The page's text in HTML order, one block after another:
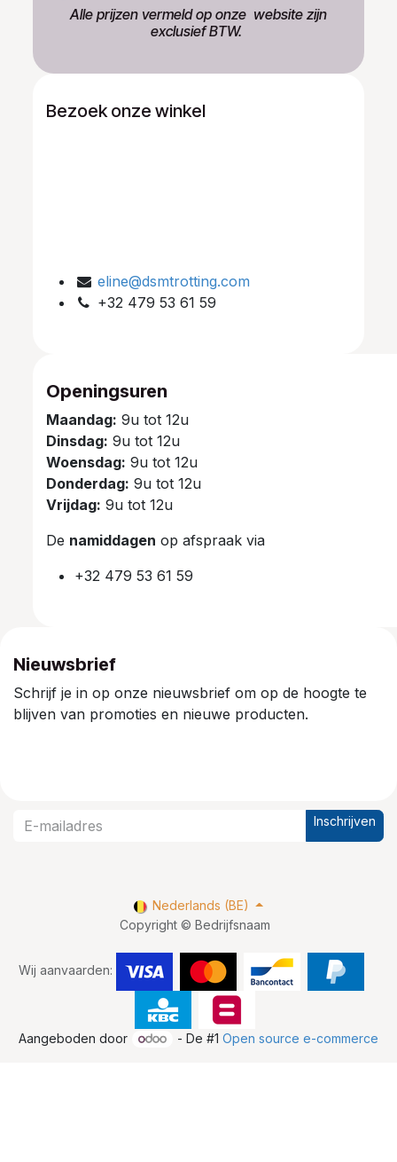
​Alle prijzen vermeld op onze ​website zijn
exclusief BTW.
Bezoek onze winkel
eline@dsmtrotting.com
+32 479 53 61 59
Openingsuren
Maandag: 9u tot 12u
Dinsdag: 9u tot 12u
Woensdag: 9u tot 12u
Donderdag: 9u tot 12u
Vrijdag: 9u tot 12u
De namiddagen op afspraak via
+32 479 53 61 59
Nieuwsbrief
Schrijf je in op onze nieuwsbrief om op de hoogte te
blijven van promoties en nieuwe producten.
Inschrijven
Copyright © Bedrijfsnaam
Wij aanvaarden:
Nederlands (BE)
Aangeboden door - De #1Open source e-commerce